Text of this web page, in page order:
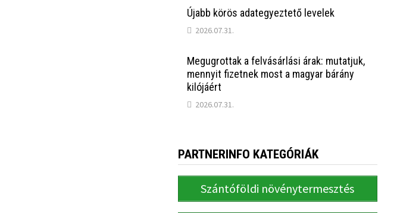
Újabb körös adategyeztető levelek
2026.07.31.
Megugrottak a felvásárlási árak: mutatjuk,
mennyit fizetnek most a magyar bárány
kilójáért
2026.07.31.
PARTNERINFO KATEGÓRIÁK
Szántóföldi növénytermesztés